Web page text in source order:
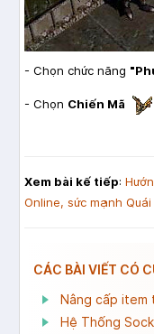
- Chọn chức năng
- Chọn Chiến Mã
Xem bài kế tiếp:
Online, sức mạnh Quái
CÁC BÀI VIẾT CÓ
Nâng cấp item
Hệ Thống